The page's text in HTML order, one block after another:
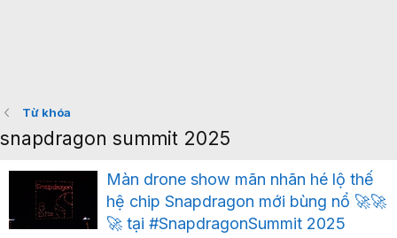
Từ khóa
snapdragon summit 2025
Màn drone show mãn nhãn hé lộ thế
hệ chip Snapdragon mới bùng nổ 🚀🚀
🚀 tại #SnapdragonSummit 2025